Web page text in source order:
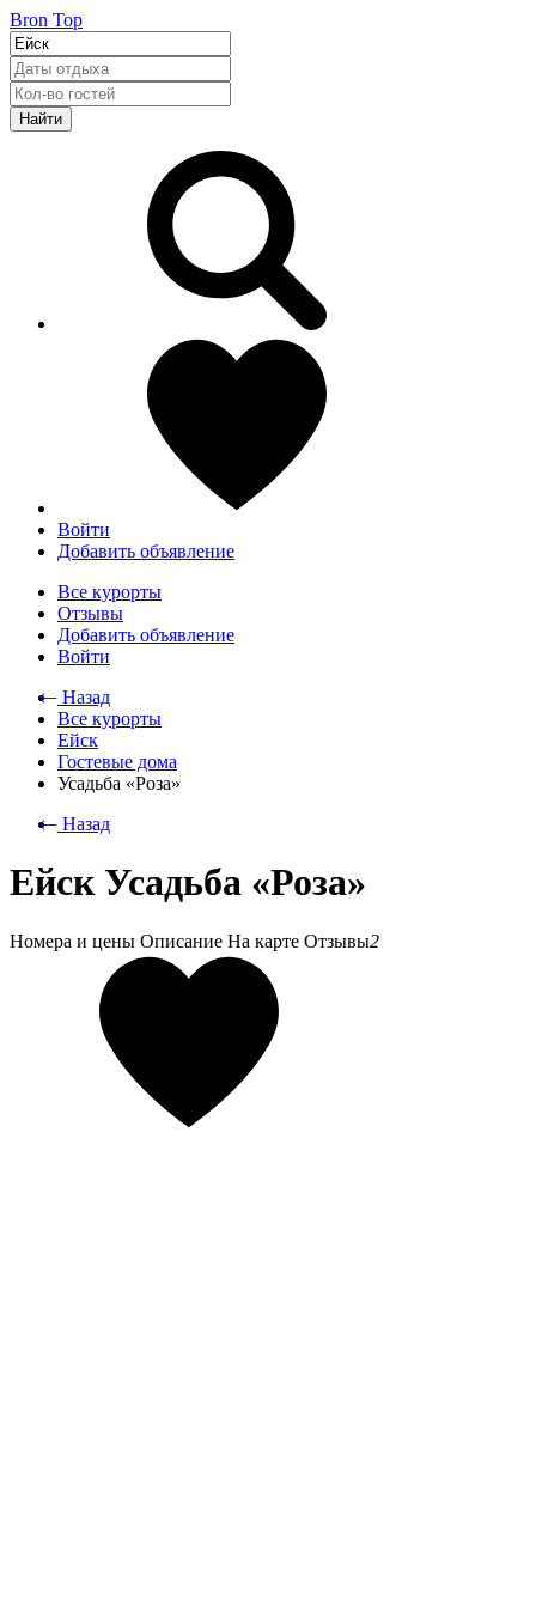
Bron Top
Найти
Войти
Добавить объявление
Все курорты
Отзывы
Добавить объявление
Войти
⃪ Назад
Все курорты
Ейск
Гостевые дома
Усадьба «Роза»
⃪ Назад
Ейск Усадьба «Роза»
Номера и цены Описание На карте Отзывы2